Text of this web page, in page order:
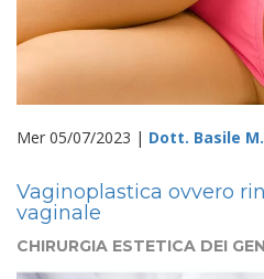
Mer 05/07/2023 | Dott. Basile
Vaginoplastica ovvero
vaginale
CHIRURGIA ESTETICA DEI